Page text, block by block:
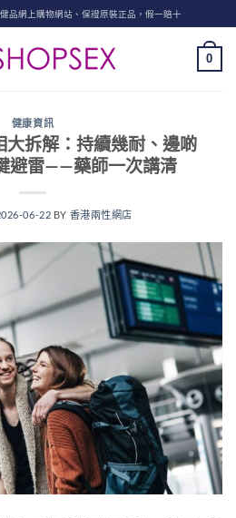
品網上購物網站、保證原裝正品，假一賠十
0
健康資訊
大拆解：持續幾耐、邊啲
避雷——藥師一次講清
06-22 BY 香港兩性網店